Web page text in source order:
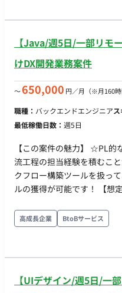
【Java/週5日/一部リモ
けDX開発業務案件
〜650,000 円／月 （※月160
職種： バックエンドエンジニアス
最低稼働日数： 週5日
【この案件の魅力】 ☆PL的
流工程の担当経験を積むこ
クフロー構築ツールを扱っ
ルの獲得が可能です！ 【想定業務内容】 PLなどの上流工程の
DX関係のプロジェクトとなっております。
は、各プロジェクトにもよ
名ほどでPM・PL・開発メンバ
特徴 金融証券の案件 ITOMとIT構成
間：9:00-18:00をベースに
高成長企業 BtoBサービス
【UIデザイン/週5日/一